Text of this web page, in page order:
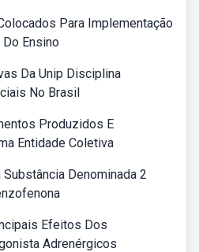
Para Implementação
Ensino
Da Unip Disciplina
No Brasil
Produzidos E
Entidade Coletiva
Substância Denominada 2
Efeitos Dos
Adrenérgicos